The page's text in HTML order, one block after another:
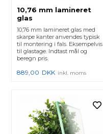
10,76 mm lamineret
glas
10,76 mm lamineret glas med
skarpe kanter anvendes typisk
til montering i fals. Eksempelvis
til glastage. Indtast mål og
beregn pris.
889,00 DKK inkl. moms